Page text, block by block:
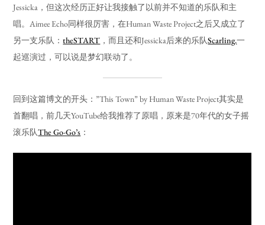
Jessicka，但这次经历正好让我接触了以前并不知道的乐队和主
唱。Aimee Echo同样很厉害，在Human Waste Project之后又成立了
另一支乐队：theSTART ，而且还和Jessicka后来的乐队Scarling.一
起巡演过，可以说是梦幻联动了。
回到这篇博文的开头：”This Town” by Human Waste Project其实是
首翻唱，前几天YouTube给我推荐了原唱，原来是70年代的女子摇
滚乐队The Go-Go’s ：